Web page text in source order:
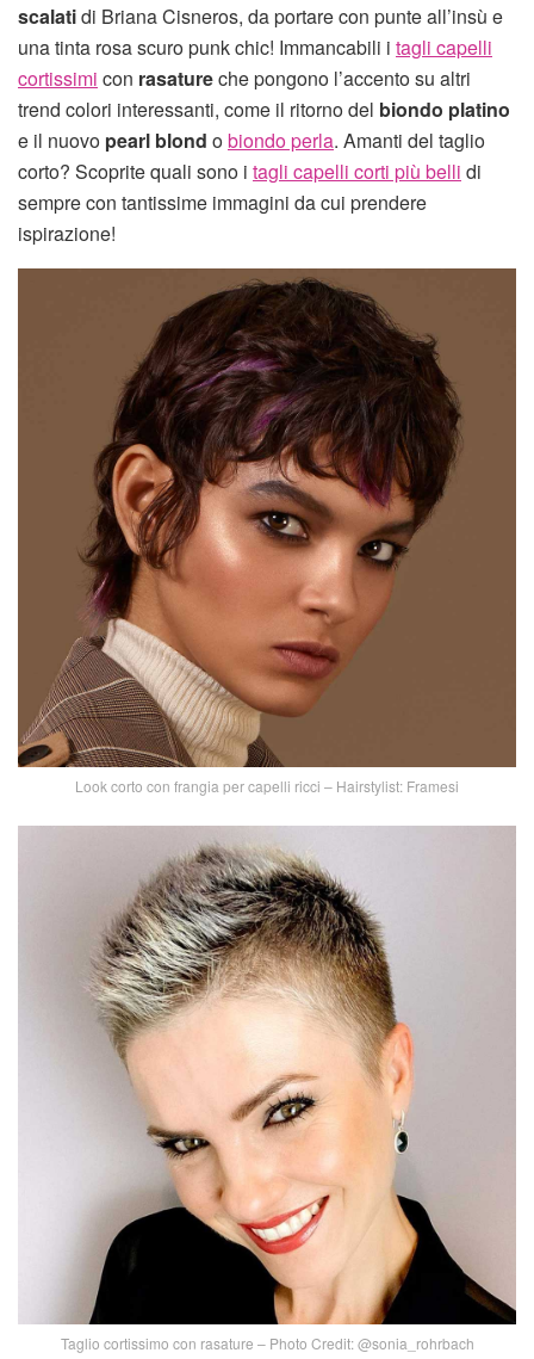
scalatidi Briana Cisneros, da portare con punte all’insù e
una tinta rosa scuro punk chic! Immancabili i tagli capelli
cortissimi con rasatureche pongono l’accento su altri
trend colori interessanti, come il ritorno del biondo platino
e il nuovo pearl blond obiondo perla. Amanti del taglio
corto? Scoprite quali sono i tagli capelli corti più belli di
sempre con tantissime immagini da cui prendere
ispirazione!
Look corto con frangia per capelli ricci – Hairstylist: Framesi
Taglio cortissimo con rasature – Photo Credit: @sonia_rohrbach